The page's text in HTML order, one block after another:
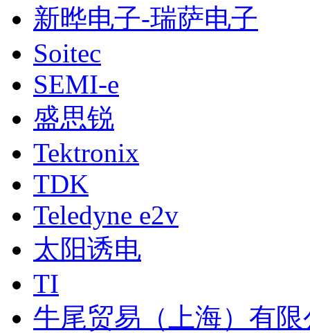
新晔电子-瑞萨电子
Soitec
SEMI-e
盛思锐
Tektronix
TDK
Teledyne e2v
太阳诱电
TI
牛尾贸易（上海）有限